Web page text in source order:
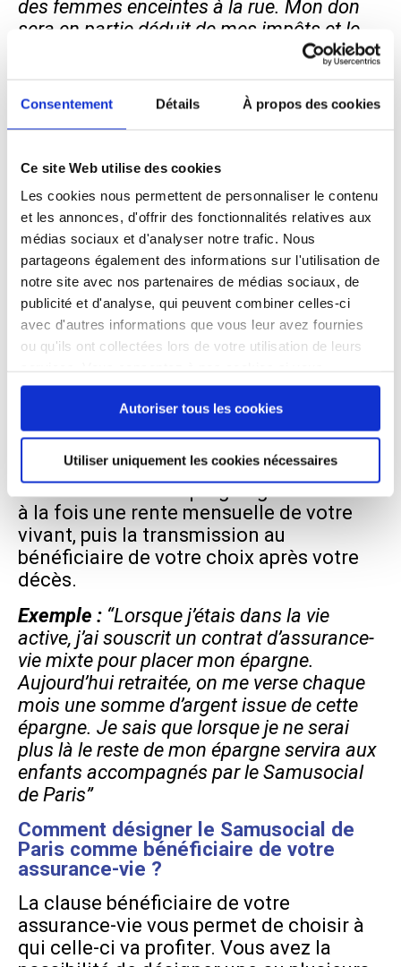
Consentement Détails À propos des cookies
Ce site Web utilise des cookies
Les cookies nous permettent de personnaliser le contenu
et les annonces, d'offrir des fonctionnalités relatives aux
médias sociaux et d'analyser notre trafic. Nous
partageons également des informations sur l'utilisation de
notre site avec nos partenaires de médias sociaux, de
publicité et d'analyse, qui peuvent combiner celles-ci
avec d'autres informations que vous leur avez fournies
ou qu'ils ont collectées lors de votre utilisation de leurs
continuez à utiliser notre site Web.
Autoriser tous les cookies
Utiliser uniquement les cookies nécessaires
des femmes enceintes à la rue. Mon don
sera en partie déduit de mes impôts et le
solde de mon assurance-vie reste à la
2. L’assurance-vie dite “en cas de décès”
bénéficiaire de tout ou une partie de
votre assurance-vie après votre décès.
Exemple :“Travaillant dans le social depuis
des années, il me tenait à cœur de
souscrire un contrat d’assurance-vie au
profit des plus démunis. Lorsque j’ai
contracté auprès de ma banque mon
assurance-vie, j’ai nommé le Samusocial
de Paris en tant que bénéficiaire.
fruit de mon travail ira aux personnes qui
3. L’assurance-vie dite “mixte”
C’est un contrat d’épargne garantissant
à la fois une rente mensuelle de votre
vivant, puis la transmission au
bénéficiaire de votre choix après votre
décès.
Exemple : “Lorsque j’étais dans la vie
active, j’ai souscrit un contrat d’assurance-
vie mixte pour placer mon épargne.
Aujourd’hui retraitée, on me verse chaque
mois une somme d’argent issue de cette
épargne. Je sais que lorsque je ne serai
plus là le reste de mon épargne servira aux
enfants accompagnés par le Samusocial
de Paris”
Comment désigner le Samusocial de
Paris comme bénéficiaire de votre
assurance-vie ?
La clause bénéficiaire de votre
assurance-vie vous permet de choisir à
qui celle-ci va profiter. Vous avez la